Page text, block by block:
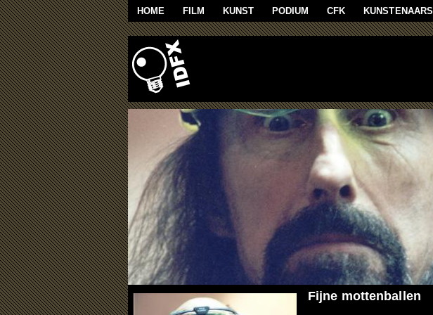
Overslaan en naar de algemene inhoud gaan
HOME FILM KUNST PODIUM CFK KUNSTENAARS
Fijne mottenballen